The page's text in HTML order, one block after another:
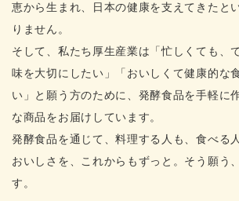
恵から生まれ、日本の健康を支えてきたと
りません。
そして、私たち厚生産業は「忙しくても、
味を大切にしたい」「おいしくて健康的な
い」と願う方のために、発酵食品を手軽に
な商品をお届けしています。
発酵食品を通じて、料理する人も、食べる
おいしさを、これからもずっと。そう願う
す。